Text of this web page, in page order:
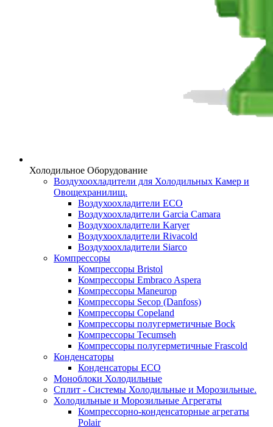
Холодильное Оборудование
Воздухоохладители для Холодильных Камер и
Овощехранилищ.
Воздухоохладители ECO
Воздухоохладители Garcia Camara
Воздухоохладители Karyer
Воздухоохладители Rivacold
Воздухоохладители Siarco
Компрессоры
Компрессоры Bristol
Компрессоры Embraco Aspera
Компрессоры Maneurop
Компрессоры Secop (Danfoss)
Компрессоры Copeland
Компрессоры полугерметичные Bock
Компрессоры Tecumseh
Компрессоры полугерметичные Frascold
Конденсаторы
Конденсаторы ECO
Моноблоки Холодильные
Сплит - Системы Холодильные и Морозильные.
Холодильные и Морозильные Агрегаты
Компрессорно-конденсаторные агрегаты
Polair